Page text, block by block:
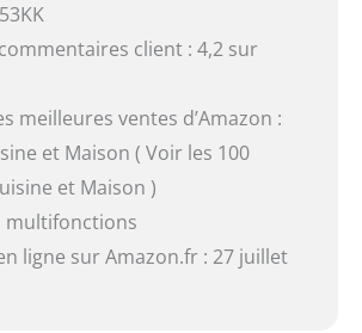
client : 4,2 sur
meilleures ventes d’Amazon :
et Maison ( Voir les 100
et Maison )
multifonctions
ligne sur Amazon.fr : 27 juillet